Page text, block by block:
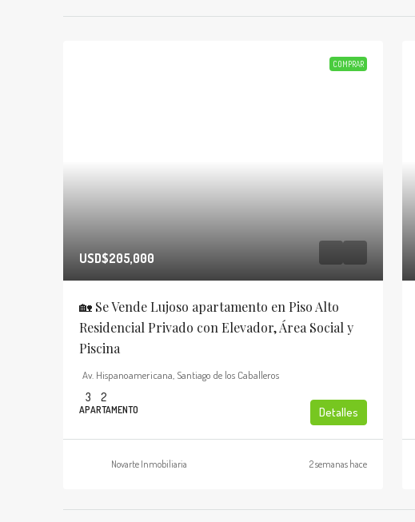
COMPRAR
USD$205,000
🏡 Se Vende Lujoso apartamento en Piso Alto
Residencial Privado con Elevador, Área Social y
Piscina
Av. Hispanoamericana, Santiago de los Caballeros
3 2
APARTAMENTO Detalles
Novarte Inmobiliaria 2 semanas hace